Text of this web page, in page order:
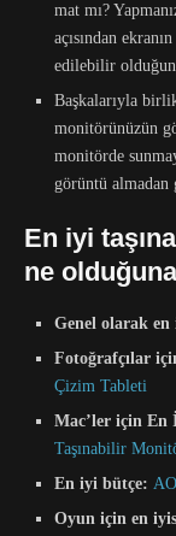
mat mı?
açısından
edilebilir
Başkalarıyla
monitörünüzün
monitörde
görüntü almadan
En iyi
ne
Genel olarak en
Fotoğrafçılar
Çizim Tableti
Mac’ler için En
Taşınabilir
En iyi bütçe:
Oyun için en